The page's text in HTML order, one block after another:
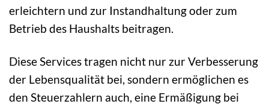
erleichtern und zur Instandhaltung oder zum
Betrieb des Haushalts beitragen.
Diese Services tragen nicht nur zur Verbesserung
der Lebensqualität bei, sondern ermöglichen es
den Steuerzahlern auch, eine Ermäßigung bei